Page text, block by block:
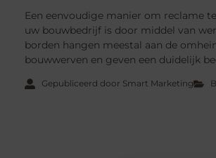
Een eenvoudige manier om reclame
uw bouwbedrijf is door middel van
borden hangen meestal aan de
bouwwerven en geven een duidelijk
Gepubliceerd door Smart Marketing